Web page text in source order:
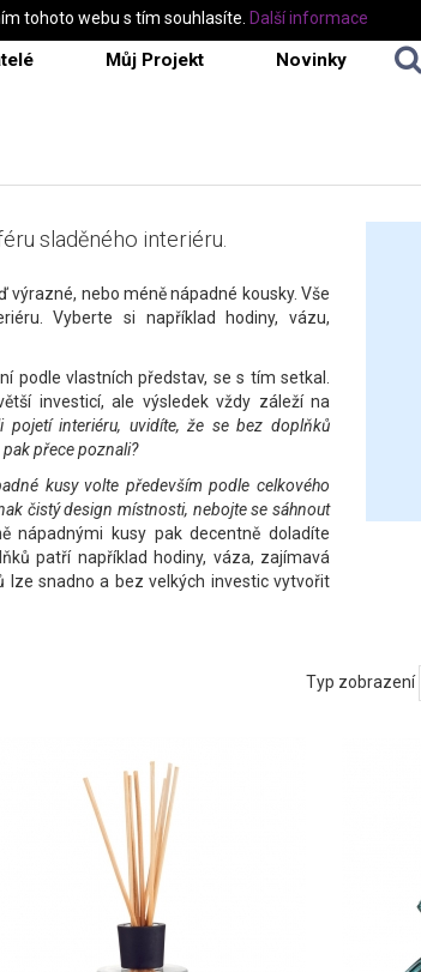
Můj Projekt Novinky
sladěného interiéru.
nebo méně nápadné kousky. Vše
Vyberte si například hodiny, vázu,
podle vlastních představ, se s tím setkal.
investicí, ale výsledek vždy záleží na
interiéru, uvidíte, že se bez doplňků
přece poznali?
kusy volte především podle celkového
čistý design místnosti, nebojte se sáhnout
nápadnými kusy pak decentně doladíte
patří například hodiny, váza, zajímavá
lze snadno a bez velkých investic vytvořit
Typ zobrazení
tohoto webu s tím souhlasíte. Další informace